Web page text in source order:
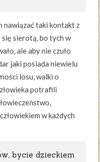
nawiązać taki kontakt z
się sierotą, bo tych w
ale aby nie czuło
jaki posiada niewielu
losu, walki o
potrafili
w każdych
bycie dzieckiem